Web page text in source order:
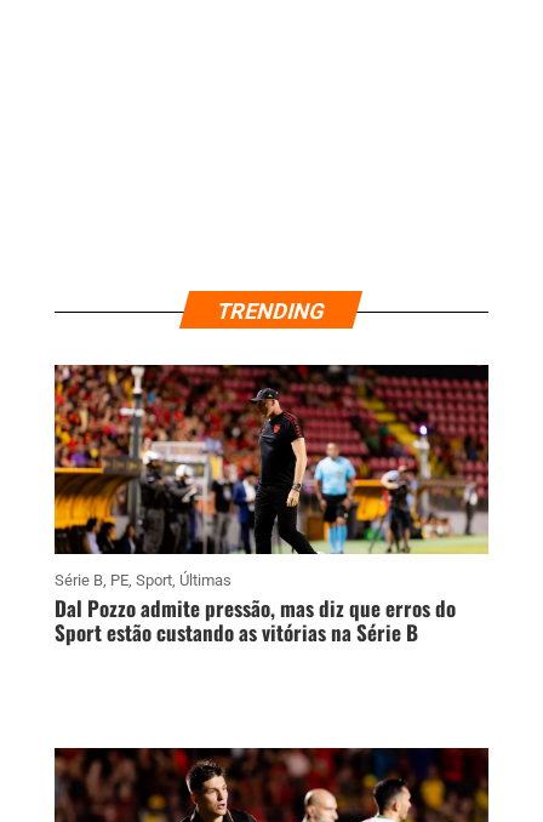
TRENDING
Série B, PE, Sport, Últimas
Dal Pozzo admite pressão, mas diz que erros do
Sport estão custando as vitórias na Série B